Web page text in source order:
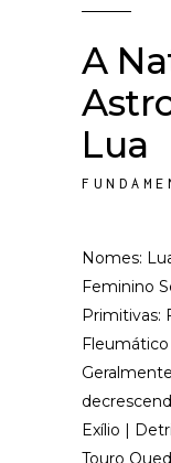
A
Lua
Nomes:
Feminino
Primitivas:
Exílio |
Touro